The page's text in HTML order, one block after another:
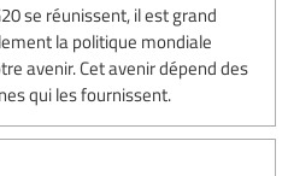
se réunissent, il est grand
la politique mondiale
avenir. Cet avenir dépend des
qui les fournissent.